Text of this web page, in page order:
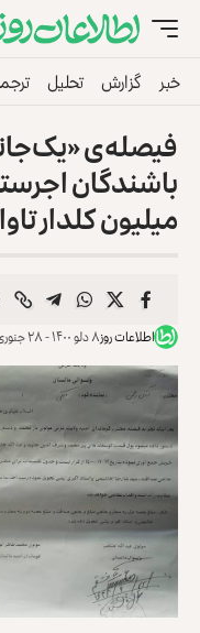
خبر گزارش تحلیل
فیصله‌ی
میلیون کلدار
اطلاعات روز۸ دلو ۱۴۰۰ - ۲۸ جنوری ۲۰۲۲